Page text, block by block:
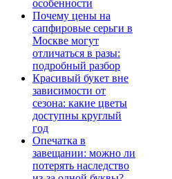
особенности
Почему цены на
сапфировые серьги в
Москве могут
отличаться в разы:
подробный разбор
Красивый букет вне
зависимости от
сезона: какие цветы
доступны круглый
год
Опечатка в
завещании: можно ли
потерять наследство